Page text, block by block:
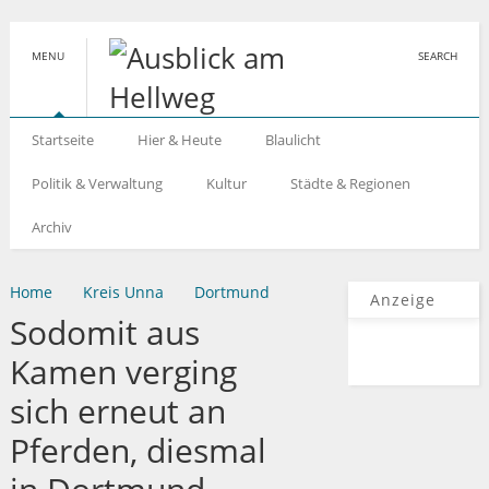
MENU SEARCH
Startseite Hier & Heute Blaulicht
Politik & Verwaltung Kultur Städte & Regionen
Archiv
Home Kreis Unna Dortmund
Sodomit aus
Kamen verging
sich erneut an
Pferden, diesmal
Anzeige